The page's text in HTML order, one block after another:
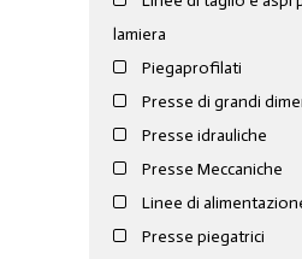
lamiera
Piegaprofilati
Presse di grandi
Presse idrauliche
Presse Meccaniche
Linee di
Presse piegatrici